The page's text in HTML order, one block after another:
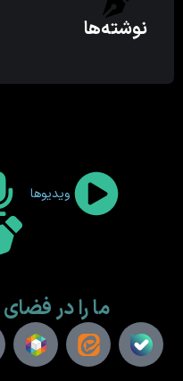
نوشته‌ها
ویدیوها
ما را در